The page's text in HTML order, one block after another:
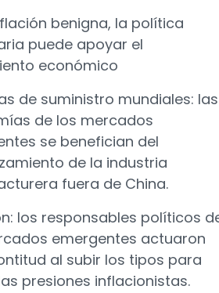
benigna, la política
puede apoyar el
económico
de suministro mundiales: las
de los mercados
se benefician del
de la industria
fuera de China.
los responsables políticos
emergentes actuaron
al subir los tipos para
presiones inflacionistas.